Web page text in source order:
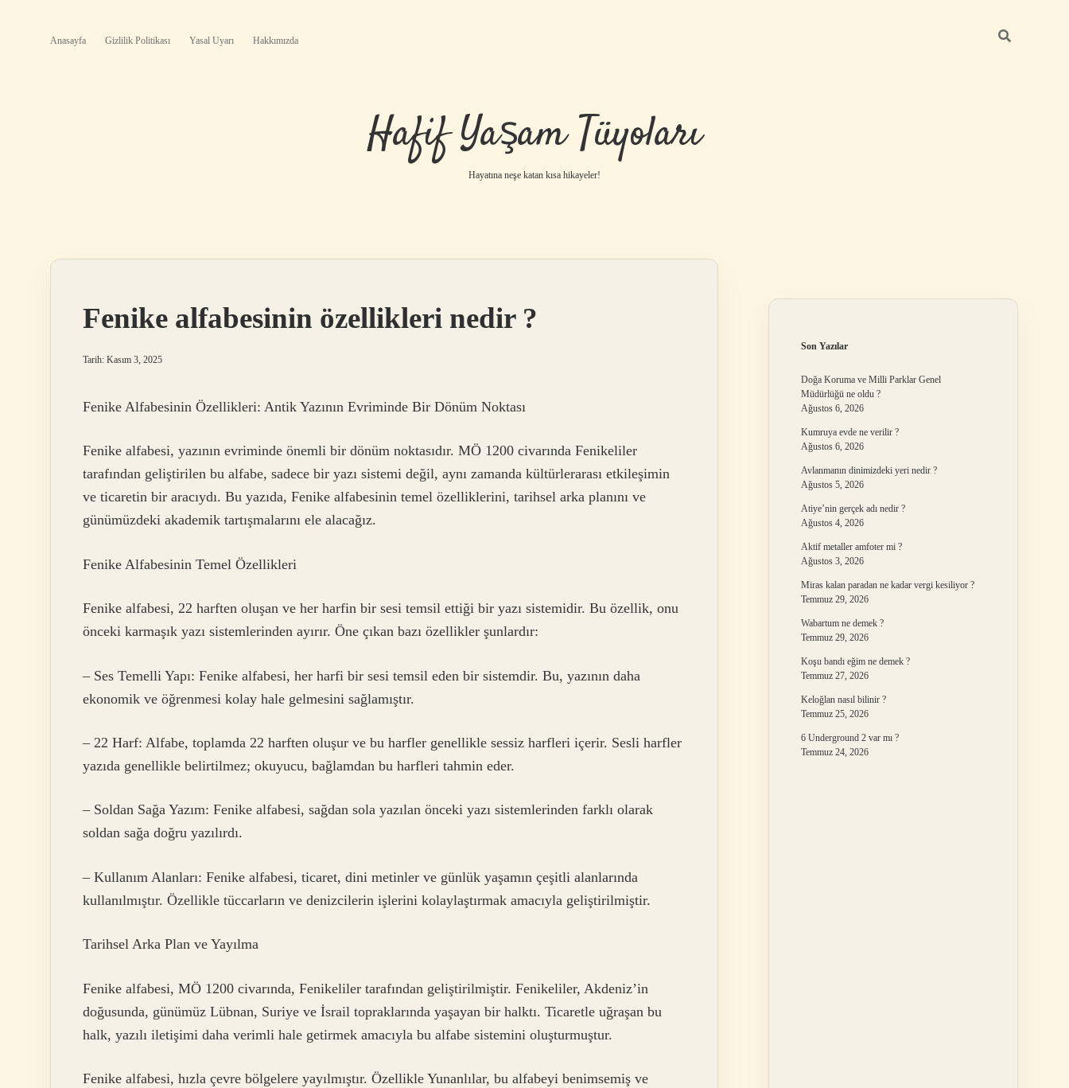
Anasayfa Gizlilik Politikası Yasal Uyarı Hakkımızda
Hafif Yaşam Tüyoları
Hayatına neşe katan kısa hikayeler!
Fenike alfabesinin özellikleri nedir ?
Tarih: Kasım 3, 2025
Fenike Alfabesinin Özellikleri: Antik Yazının Evriminde Bir Dönüm Noktası
Fenike alfabesi, yazının evriminde önemli bir dönüm noktasıdır. MÖ 1200 civarında Fenikeliler
tarafından geliştirilen bu alfabe, sadece bir yazı sistemi değil, aynı zamanda kültürlerarası etkileşimin
ve ticaretin bir aracıydı. Bu yazıda, Fenike alfabesinin temel özelliklerini, tarihsel arka planını ve
günümüzdeki akademik tartışmalarını ele alacağız.
Fenike Alfabesinin Temel Özellikleri
Fenike alfabesi, 22 harften oluşan ve her harfin bir sesi temsil ettiği bir yazı sistemidir. Bu özellik, onu
önceki karmaşık yazı sistemlerinden ayırır. Öne çıkan bazı özellikler şunlardır:
– Ses Temelli Yapı: Fenike alfabesi, her harfi bir sesi temsil eden bir sistemdir. Bu, yazının daha
ekonomik ve öğrenmesi kolay hale gelmesini sağlamıştır.
– 22 Harf: Alfabe, toplamda 22 harften oluşur ve bu harfler genellikle sessiz harfleri içerir. Sesli harfler
yazıda genellikle belirtilmez; okuyucu, bağlamdan bu harfleri tahmin eder.
– Soldan Sağa Yazım: Fenike alfabesi, sağdan sola yazılan önceki yazı sistemlerinden farklı olarak
soldan sağa doğru yazılırdı.
– Kullanım Alanları: Fenike alfabesi, ticaret, dini metinler ve günlük yaşamın çeşitli alanlarında
kullanılmıştır. Özellikle tüccarların ve denizcilerin işlerini kolaylaştırmak amacıyla geliştirilmiştir.
Tarihsel Arka Plan ve Yayılma
Fenike alfabesi, MÖ 1200 civarında, Fenikeliler tarafından geliştirilmiştir. Fenikeliler, Akdeniz’in
doğusunda, günümüz Lübnan, Suriye ve İsrail topraklarında yaşayan bir halktı. Ticaretle uğraşan bu
halk, yazılı iletişimi daha verimli hale getirmek amacıyla bu alfabe sistemini oluşturmuştur.
Fenike alfabesi, hızla çevre bölgelere yayılmıştır. Özellikle Yunanlılar, bu alfabeyi benimsemiş ve
Son Yazılar
Doğa Koruma ve Milli Parklar Genel
Müdürlüğü ne oldu ?
Ağustos 6, 2026
Kumruya evde ne verilir ?
Ağustos 6, 2026
Avlanmanın dinimizdeki yeri nedir ?
Ağustos 5, 2026
Atiye’nin gerçek adı nedir ?
Ağustos 4, 2026
Aktif metaller amfoter mi ?
Ağustos 3, 2026
Miras kalan paradan ne kadar vergi kesiliyor ?
Temmuz 29, 2026
Wabartum ne demek ?
Temmuz 29, 2026
Koşu bandı eğim ne demek ?
Temmuz 27, 2026
Keloğlan nasıl bilinir ?
Temmuz 25, 2026
6 Underground 2 var mı ?
Temmuz 24, 2026